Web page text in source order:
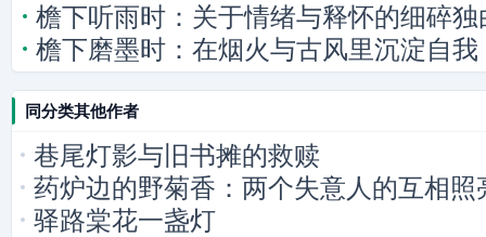
檐下听雨时：关于情绪与释怀的细碎独
檐下磨墨时：在烟火与古风里沉淀自我
同分类其他作者
巷尾灯影与旧书摊的救赎
药炉边的野菊香：两个失意人的互相照
驿路棠花一盏灯